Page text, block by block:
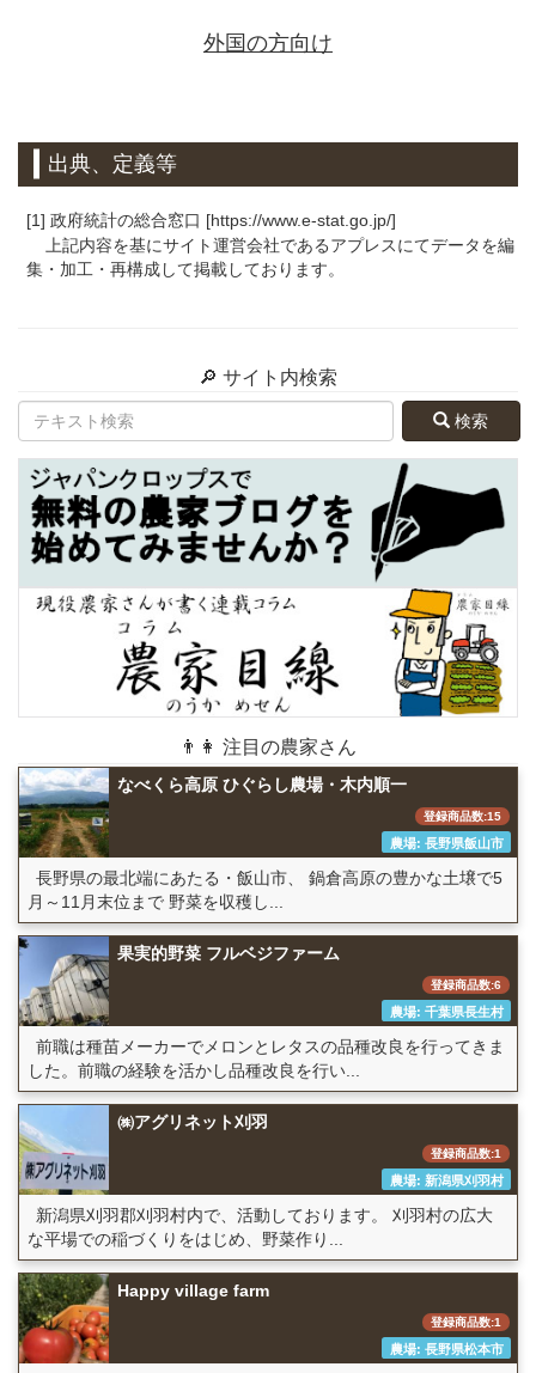
外国の方向け
出典、定義等
[1] 政府統計の総合窓口 [https://www.e-stat.go.jp/]
上記内容を基にサイト運営会社であるアプレスにてデータを編
集・加工・再構成して掲載しております。
🔎 サイト内検索
検索
👨👩 注目の農家さん
なべくら高原 ひぐらし農場・木内順一
登録商品数:15
農場: 長野県飯山市
長野県の最北端にあたる・飯山市、 鍋倉高原の豊かな土壌で5
月～11月末位まで 野菜を収穫し...
果実的野菜 フルベジファーム
登録商品数:6
農場: 千葉県長生村
前職は種苗メーカーでメロンとレタスの品種改良を行ってきま
した。前職の経験を活かし品種改良を行い...
㈱アグリネット刈羽
登録商品数:1
農場: 新潟県刈羽村
新潟県刈羽郡刈羽村内で、活動しております。 刈羽村の広大
な平場での稲づくりをはじめ、野菜作り...
Happy village farm
登録商品数:1
農場: 長野県松本市